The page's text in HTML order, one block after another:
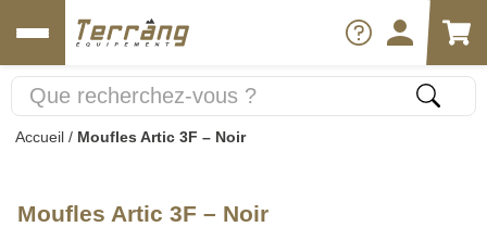
Accueil / Moufles Artic 3F – Noir
Moufles Artic 3F – Noir